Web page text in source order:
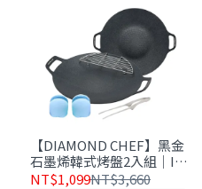
【DIAMOND CHEF】黑金
石墨烯韓式烤盤2入組｜IH
爐可用 (32cm+38cm)
NT$1,099NT$3,660